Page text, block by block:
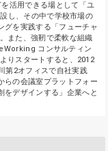
活用できる場として「ユ
し、その中で学校市場の
グを実践する「フューチャ
また、強靭で柔軟な組織
コンサルティン
りスタートすると、2012
第2オフィスで自社実践
らの会議室プラットフォー
をデザインする」企業へと